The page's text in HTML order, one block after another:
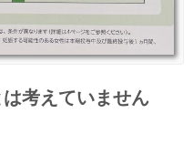
考えていません